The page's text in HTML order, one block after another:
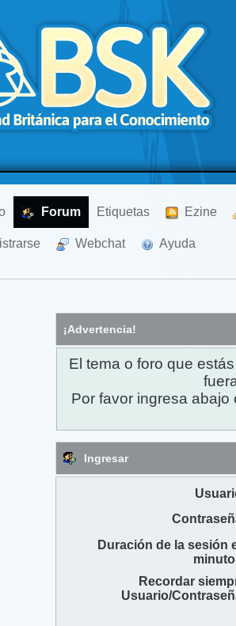
Forum Etiquetas Ezine
Webchat Ayuda
¡Advertencia!
El tema o foro que
Por favor ingresa
Ingresar
Duración de la sesión
Recordar
Usuario/